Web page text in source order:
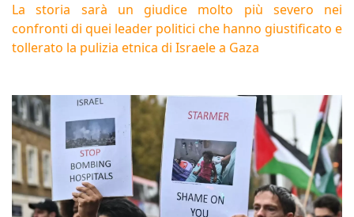
La storia sarà un giudice molto più severo nei
confronti di quei leader politici che hanno giustificato e
tollerato la pulizia etnica di Israele a Gaza